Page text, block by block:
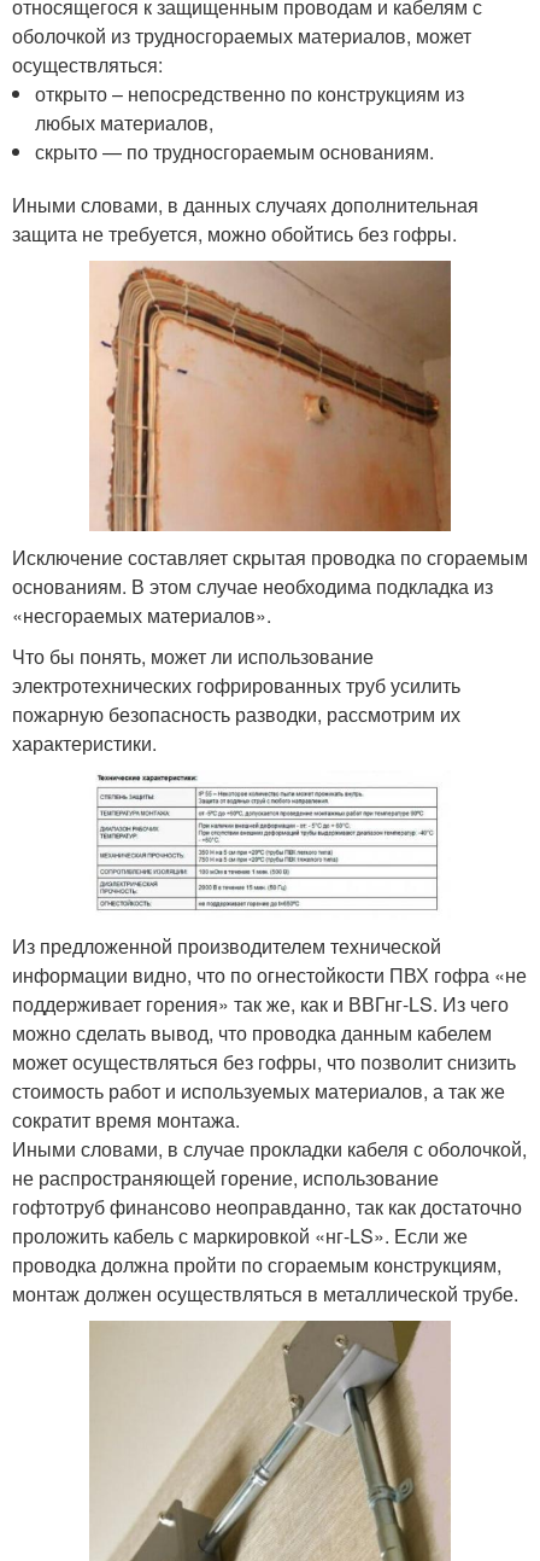
относящегося к защищенным проводам и кабелям с
оболочкой из трудносгораемых материалов, может
осуществляться:
открыто – непосредственно по конструкциям из
любых материалов,
скрыто — по трудносгораемым основаниям.
Иными словами, в данных случаях дополнительная
защита не требуется, можно обойтись без гофры.
Исключение составляет скрытая проводка по сгораемым
основаниям. В этом случае необходима подкладка из
«несгораемых материалов».
Что бы понять, может ли использование
электротехнических гофрированных труб усилить
пожарную безопасность разводки, рассмотрим их
характеристики.
Из предложенной производителем технической
информации видно, что по огнестойкости ПВХ гофра «не
поддерживает горения» так же, как и ВВГнг-LS. Из чего
можно сделать вывод, что проводка данным кабелем
может осуществляться без гофры, что позволит снизить
стоимость работ и используемых материалов, а так же
сократит время монтажа.
Иными словами, в случае прокладки кабеля с оболочкой,
не распространяющей горение, использование
гофтотруб финансово неоправданно, так как достаточно
проложить кабель с маркировкой «нг-LS». Если же
проводка должна пройти по сгораемым конструкциям,
монтаж должен осуществляться в металлической трубе.